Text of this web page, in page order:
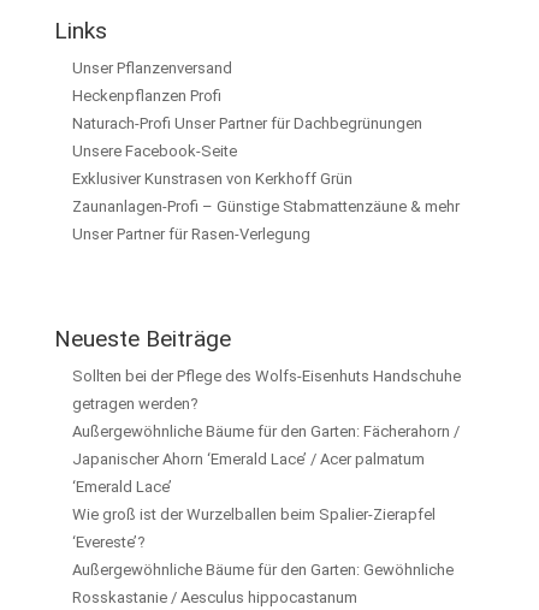
Links
Unser Pflanzenversand
Heckenpflanzen Profi
Naturach-Profi Unser Partner für Dachbegrünungen
Unsere Facebook-Seite
Exklusiver Kunstrasen von Kerkhoff Grün
Zaunanlagen-Profi – Günstige Stabmattenzäune & mehr
Unser Partner für Rasen-Verlegung
Neueste Beiträge
Sollten bei der Pflege des Wolfs-Eisenhuts Handschuhe
getragen werden?
Außergewöhnliche Bäume für den Garten: Fächerahorn /
Japanischer Ahorn ‘Emerald Lace’ / Acer palmatum
‘Emerald Lace’
Wie groß ist der Wurzelballen beim Spalier-Zierapfel
‘Evereste’?
Außergewöhnliche Bäume für den Garten: Gewöhnliche
Rosskastanie / Aesculus hippocastanum